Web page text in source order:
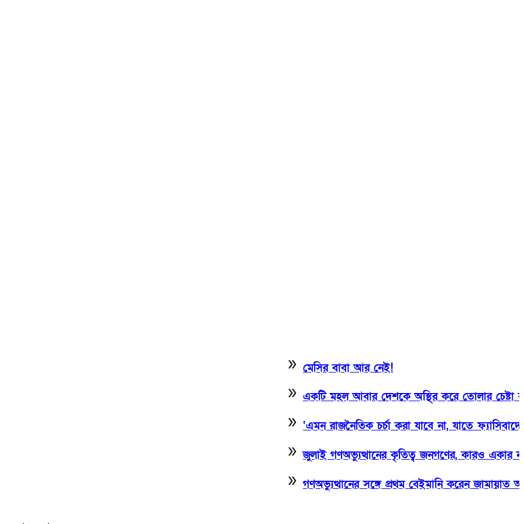
মেসির বাবা আর নেই!
একটি মহল আবার দেশকে অস্থির করে তোলার চেষ্টা করছে:
‘এমন রাজনৈতিক চর্চা করা যাবে না, যাতে ফ্যাসিবাদের
জুলাই গণঅভ্যুত্থানের কৃতিত্ব জনগণের, কারও একার নয়:
গণঅভ্যুত্থানের সঙ্গে প্রথম বেইমানি করেন জামায়াত আমির: